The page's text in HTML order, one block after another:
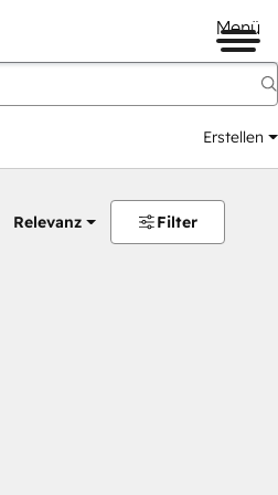
Menü
Erstellen
Relevanz Filter